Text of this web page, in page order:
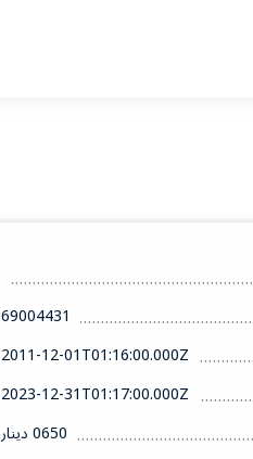
69004431
2011-12-01T01:16:00.000Z
2023-12-31T01:17:00.000Z
0650 دينار